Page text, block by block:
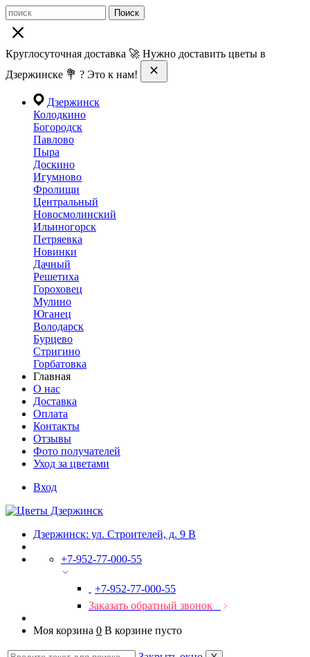
Поиск
Круглосуточная доставка 🚀 Нужно доставить цветы в
Дзержинске 💐 ? Это к нам!
Дзержинск
Колодкино
Богородск
Павлово
Пыра
Доскино
Игумново
Фролищи
Центральный
Новосмолинский
Ильиногорск
Петряевка
Новинки
Дачный
Решетиха
Гороховец
Мулино
Юганец
Володарск
Бурцево
Стригино
Горбатовка
Главная
О нас
Доставка
Оплата
Контакты
Отзывы
Фото получателей
Уход за цветами
Вход
Дзержинск: ул. Строителей, д. 9 В
+7-952-77-000-55
+7-952-77-000-55
Заказать обратный звонок
Моя корзина 0 В корзине пусто